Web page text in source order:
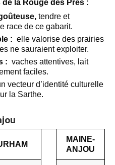
la Rouge des Prés :
tendre et
race de ce gabarit.
: elle valorise des prairies
ne sauraient exploiter.
: vaches attentives, lait
faciles.
vecteur d’identité culturelle
la Sarthe.
MAINE-
ANJOU